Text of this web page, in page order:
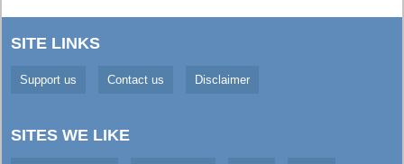
SITE LINKS
Support us Contact us Disclaimer
SITES WE LIKE